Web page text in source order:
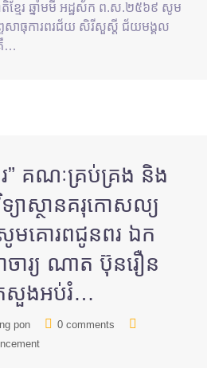
មែរ ឆ្នាំមមី អដ្ឋស័ក ព.ស.២៥៦៩ សូម
ព្ទសាធុការពរជ័យ សិរីសួស្ដី ជ័យមង្គល
…
” គណៈគ្រប់គ្រង និង
យាស្ថានគរុកោសល្យ
មគោរពជូនពរ ឯក
ារ្យ ណាត ប៊ុនរឿន
រសួងអប់រំ…
pon
0 comments